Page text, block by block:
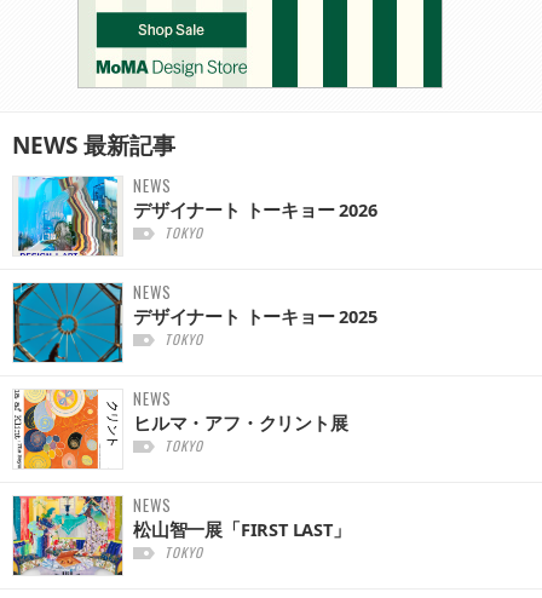
NEWS最新記事
NEWS
デザイナート トーキョー 2026
TOKYO
NEWS
デザイナート トーキョー 2025
TOKYO
NEWS
ヒルマ・アフ・クリント展
TOKYO
NEWS
松山智一展「FIRST LAST」
TOKYO